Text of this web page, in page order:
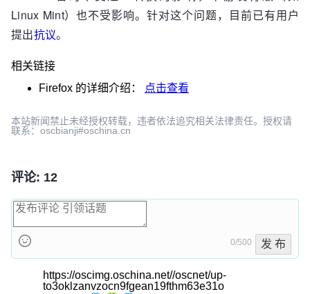
Linux Mint）也不受影响。针对这个问题，目前已有用户
提出抗议。
相关链接
Firefox 的详细介绍： 点击查看
本站新闻禁止未经授权转载，违者依法追究相关法律责任。授权请
联系：oscbianji#oschina.cn
评论: 12
0/500 发 布
https://oscimg.oschina.net//oscnet/up-
to3oklzanvzocn9fgean19fthm63e31o